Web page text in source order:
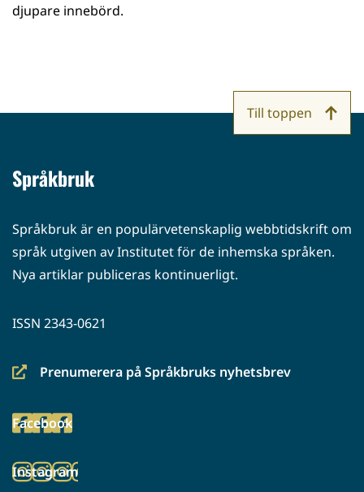
djupare innebörd.
Språkbruk
Språkbruk är en populärvetenskaplig webbtidskrift om
språk utgiven av Institutet för de inhemska språken.
Nya artiklar publiceras kontinuerligt.
ISSN 2343-0621
Prenumerera på Språkbruks nyhetsbrev
(siirryt
palveluun)
Facebook
(siirryt
palveluun)
Instagram
(siirryt
Till toppen